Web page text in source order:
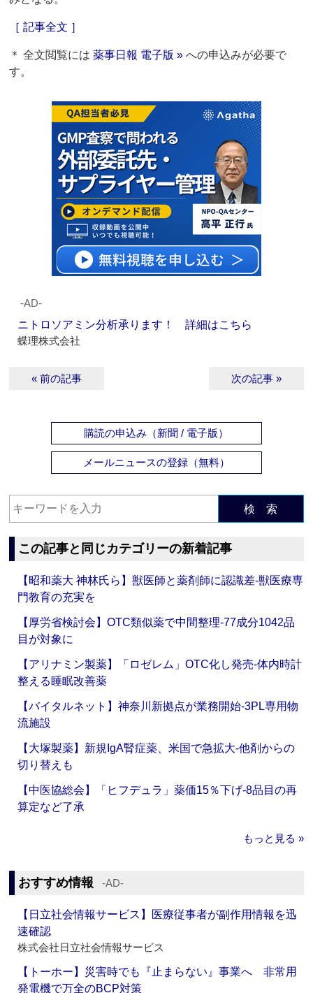
［ 記事全文 ］
＊ 全文閲覧には薬事日報 電子版 » への申込みが必要で
す。
‐AD‐
ニトロソアミン分析承ります！ 詳細はこちら
蝶理株式会社
« 前の記事 次の記事 »
購読の申込み（新聞 / 電子版）
メールニュースの登録（無料）
検 索
この記事と同じカテゴリーの新着記事
【昭和薬大 神林氏ら】獣医師と薬剤師に認識差‐獣医療専
門教育の充実を
【厚労省検討会】OTC類似薬で中間整理‐77成分1042品
目が対象に
【アリナミン製薬】「ロゼレム」OTC化し発売‐体内時計
整える睡眠改善薬
【バイタルネット】神奈川新拠点が業務開始‐3PL専用物
流施設
【大塚製薬】新規IgA腎症薬、米国で急拡大‐他剤からの
切り替えも
【中医協総会】「ヒフデュラ」薬価15％下げ‐8品目の再
算定など了承
もっと見る »
おすすめ情報 ‐AD‐
【日立社会情報サービス】医療従事者が副作用情報を迅
速確認
株式会社日立社会情報サービス
【トーホー】災害時でも『止まらない』事業へ 非常用
発電機で万全のBCP対策